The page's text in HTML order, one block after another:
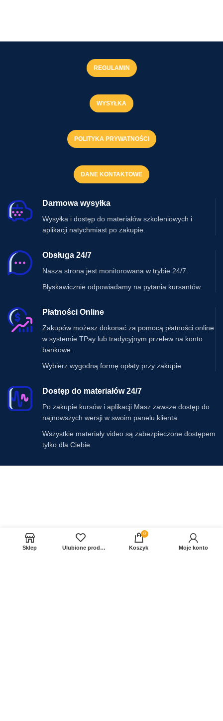
REGULAMIN
WYSYŁKA
POLITYKA PRYWATNOŚCI
DANE KONTAKTOWE
Darmowa wysyłka
Wysyłka i dostęp do materiałów szkoleniowych i
aplikacji natychmiast po zakupie.
Obsługa 24/7
Nasza strona jest monitorowana w trybie 24/7.
Błyskawicznie odpowiadamy na pytania kursantów.
Płatności Online
Zakupów możesz dokonać za pomocą płatności online
w systemie TPay lub tradycyjnym przelew na konto
bankowe.
Wybierz wygodną formę opłaty przy zakupie
Dostęp do materiałów 24/7
Po zakupie kursów i aplikacji Masz zawsze dostęp do
najnowszych wersji w swoim panelu klienta.
Wszystkie materiały video są zabezpieczone dostępem
tylko dla Ciebie.
Sklep Ulubione produkty
0
Koszyk Moje konto